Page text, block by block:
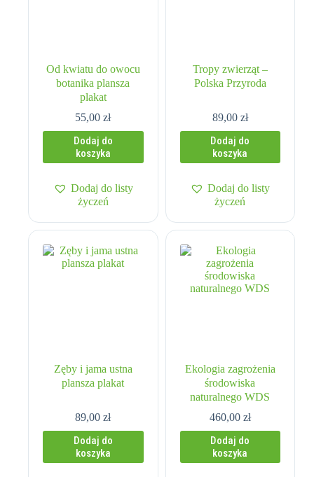
Od kwiatu do owocu
botanika plansza
plakat
55,00zł
Dodaj do
koszyka
Dodaj do listy
życzeń
Tropy zwierząt –
Polska Przyroda
89,00 zł
Dodaj do
koszyka
Dodaj do listy
życzeń
Zęby i jama ustna
plansza plakat
89,00zł
Dodaj do
koszyka
Ekologia zagrożenia
środowiska
naturalnego WDS
460,00 zł
Dodaj do
koszyka